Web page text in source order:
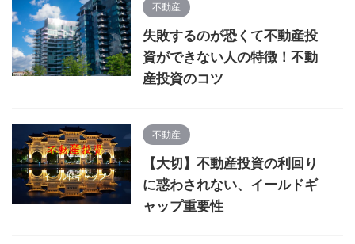
不動産
失敗するのが恐くて不動産投
資ができない人の特徴！不動
産投資のコツ
不動産
【大切】不動産投資の利回り
に惑わされない、イールドギ
ャップ重要性